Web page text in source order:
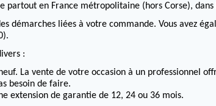
en France métropolitaine (hors Corse),
démarches liées à votre commande. Vous avez
:
La vente de votre occasion à un professionnel
besoin de faire.
extension de garantie de 12, 24 ou 36 mois.